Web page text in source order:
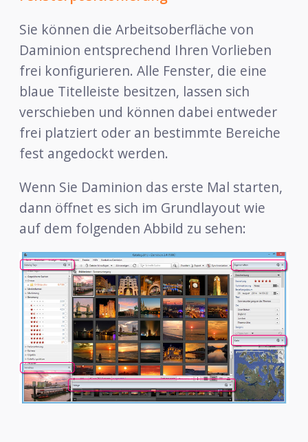
Sie können die Arbeitsoberfläche von
Daminion entsprechend Ihren Vorlieben
frei konfigurieren. Alle Fenster, die eine
blaue Titelleiste besitzen, lassen sich
verschieben und können dabei entweder
frei platziert oder an bestimmte Bereiche
fest angedockt werden.
Wenn Sie Daminion das erste Mal starten,
dann öffnet es sich im Grundlayout wie
auf dem folgenden Abbild zu sehen: